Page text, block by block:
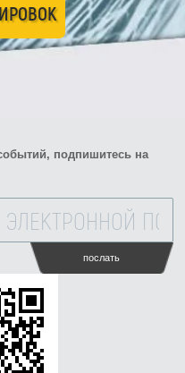
подпишитесь на
послать